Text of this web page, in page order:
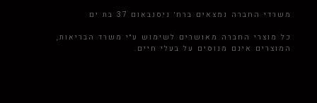
משרדי החברה נמצאים ברח׳ ניסנבאום 37 בת ים
כל מוצרי החברה מאושרים לשימוש ע״י משרד הבריאות,
המוצרים אינם מנוסים על בעלי חיים.